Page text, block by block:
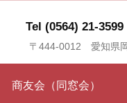
Tel (0564) 21-3599
〒444-0012 愛知県
商友会（同窓会）